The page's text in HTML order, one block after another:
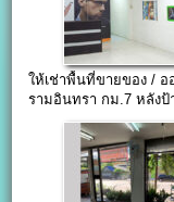
ให้เช่าพื้นที่ขายของ /
รามอินทรา กม.7 หลังป้